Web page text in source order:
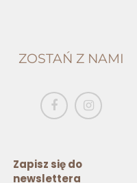
ZOSTAŃ Z NAMI
Zapisz się do
newslettera